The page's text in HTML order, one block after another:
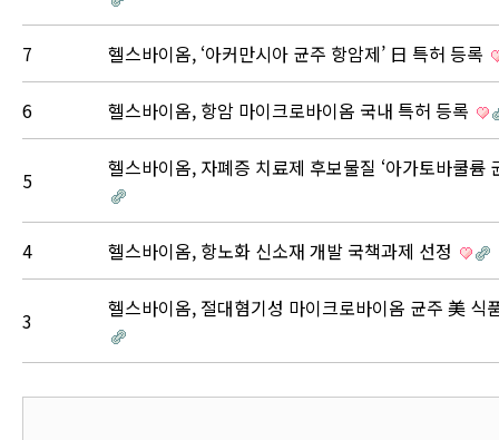
7 헬스바이옴, ‘아커만시아 균주 항암제’ 日 특허 등록
6 헬스바이옴, 항암 마이크로바이옴 국내 특허 등록
5 헬스바이옴, 자폐증 치료제 후보물질 ‘아가토바쿨
4 헬스바이옴, 항노화 신소재 개발 국책과제 선정
3 헬스바이옴, 절대혐기성 마이크로바이옴 균주 美